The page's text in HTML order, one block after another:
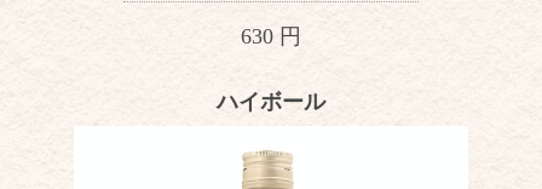
630 円
ハイボール